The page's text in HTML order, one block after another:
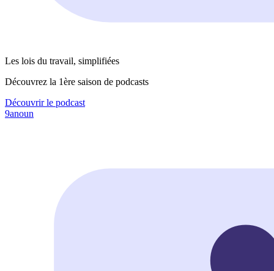
Les lois du travail, simplifiées
Découvrez la 1ère saison de podcasts
Découvrir le podcast
9anoun